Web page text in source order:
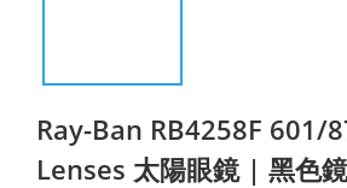
Ray-Ban RB4258F 601/
Lenses 太陽眼鏡 | 黑色